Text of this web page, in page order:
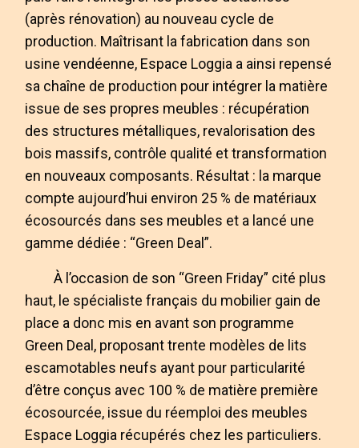
(après rénovation) au nouveau cycle de
production. Maîtrisant la fabrication dans son
usine vendéenne, Espace Loggia a ainsi repensé
sa chaîne de production pour intégrer la matière
issue de ses propres meubles : récupération
des structures métalliques, revalorisation des
bois massifs, contrôle qualité et transformation
en nouveaux composants. Résultat : la marque
compte aujourd’hui environ 25 % de matériaux
écosourcés dans ses meubles et a lancé une
gamme dédiée : “Green Deal”.
À l’occasion de son “Green Friday” cité plus
haut, le spécialiste français du mobilier gain de
place a donc mis en avant son programme
Green Deal, proposant trente modèles de lits
escamotables neufs ayant pour particularité
d’être conçus avec 100 % de matière première
écosourcée, issue du réemploi des meubles
Espace Loggia récupérés chez les particuliers.